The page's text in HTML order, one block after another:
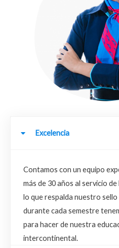
Excelencia
Contamos con un equipo
más de 30 años al servicio
lo que respalda nuestro sello
durante cada semestre
para hacer de nuestra
intercontinental.